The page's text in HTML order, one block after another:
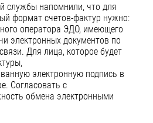
службы напомнили, что для
формат счетов-фактур нужно:
оператора ЭДО, имеющего
электронных документов по
Для лица, которое будет
электронную подпись в
Согласовать с
обмена электронными